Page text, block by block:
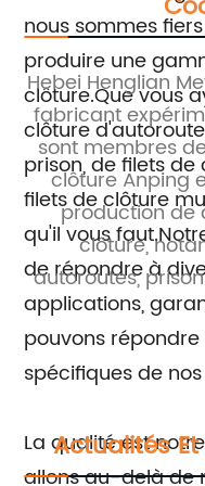
nous sommes
produire une
clôture.Que vous
clôture
prison, de filets
filets de clôture
qu'il vous
de répondre à
applications,
pouvons
spécifiques de
La qualité est
allons au-delà de
Hebei Henglian
fabricant
sont membres
clôture Anping
production de
clôture,
autoroutes,
Actualités